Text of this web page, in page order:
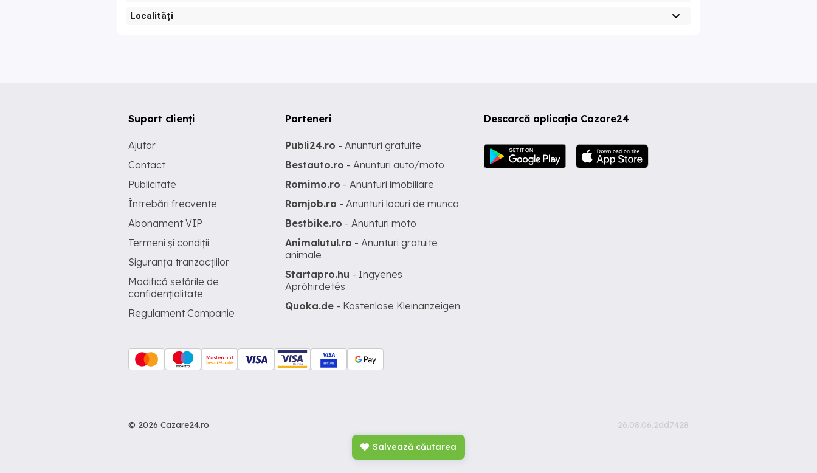
Localități
Salvează căutarea
Descarcă aplicația Cazare24
Suport clienți
Ajutor
Contact
Publicitate
Întrebări frecvente
Abonament VIP
Termeni și condiții
Siguranța tranzacțiilor
Modifică setările de
confidențialitate
Regulament Campanie
Parteneri
Publi24.ro - Anunturi gratuite
Bestauto.ro - Anunturi auto/moto
Romimo.ro - Anunturi imobiliare
Romjob.ro - Anunturi locuri de munca
Bestbike.ro - Anunturi moto
Animalutul.ro - Anunturi gratuite
animale
Startapro.hu - Ingyenes
Apróhirdetés
Quoka.de - Kostenlose Kleinanzeigen
© 2026 Cazare24.ro 26.08.06.2dd7428